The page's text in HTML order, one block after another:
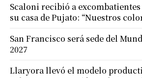
Scaloni recibió a
su casa de Pujato: “Nuestros
San Francisco será sede del
2027
Llaryora llevó el modelo